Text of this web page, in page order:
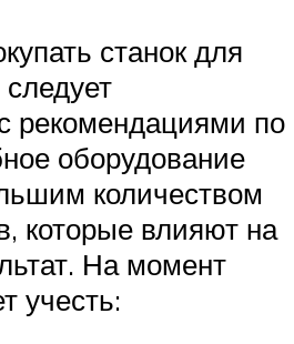
станок для
рекомендациями по
оборудование
количеством
которые влияют на
На момент
учесть: